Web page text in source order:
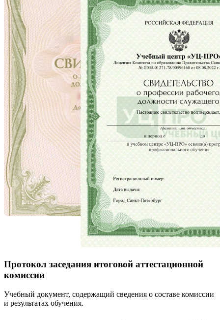
Протокол заседания итоговой аттестационной
комиссии
Учебный документ, содержащий сведения о составе комиссии
и результатах обучения.